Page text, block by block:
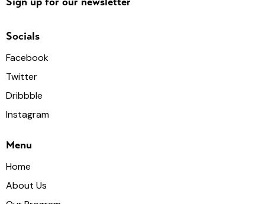
Socials
Facebook
Twitter
Dribbble
Instagram
Menu
Home
About Us